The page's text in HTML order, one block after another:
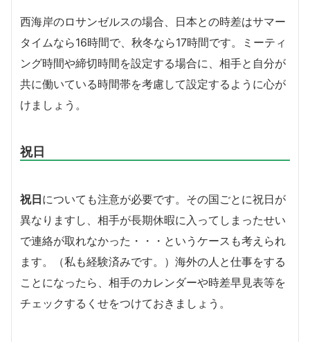
西海岸のロサンゼルスの場合、日本との時差はサマー
タイムなら16時間で、秋冬なら17時間です。ミーティ
ング時間や締切時間を設定する場合に、相手と自分が
共に働いている時間帯を考慮して設定するように心が
けましょう。
祝日
祝日についても注意が必要です。その国ごとに祝日が
異なりますし、相手が長期休暇に入ってしまったせい
で連絡が取れなかった・・・というケースも考えられ
ます。（私も経験済みです。）海外の人と仕事をする
ことになったら、相手のカレンダーや時差早見表等を
チェックするくせをつけておきましょう。